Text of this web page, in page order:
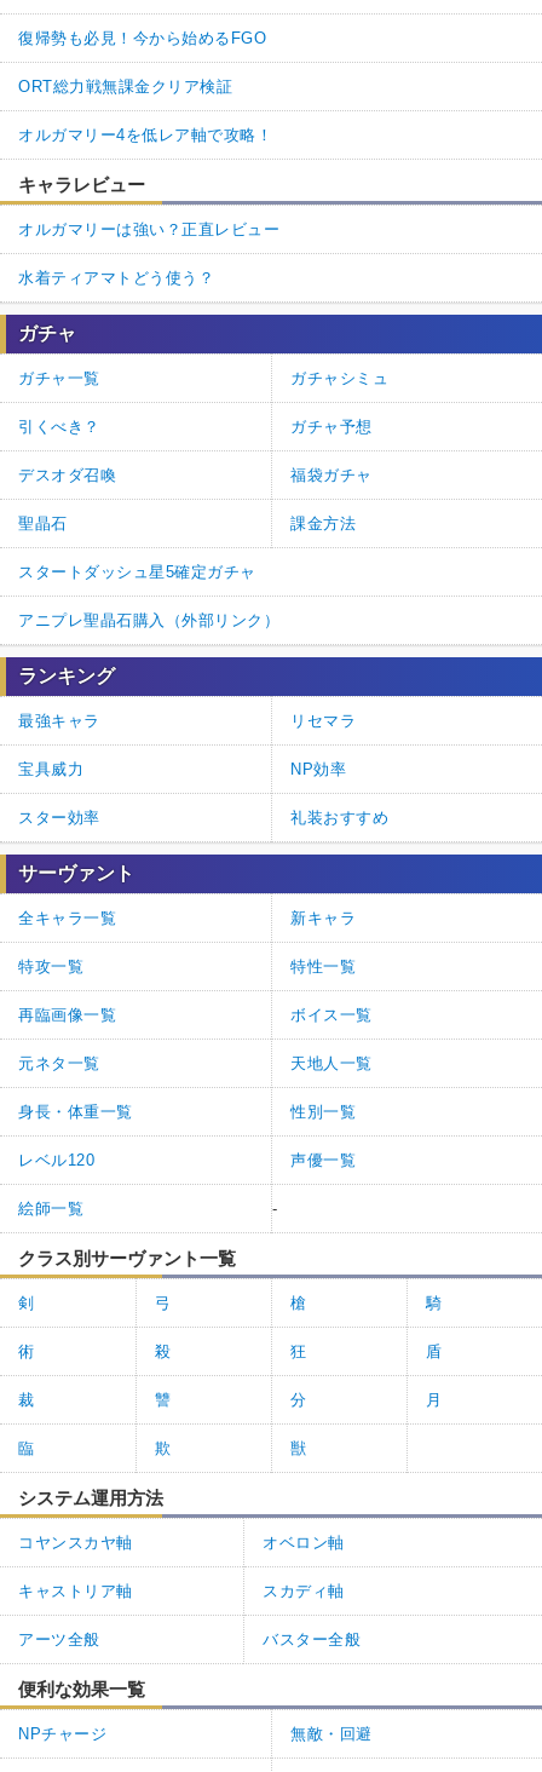
復帰勢も必見！今から始めるFGO
ORT総力戦無課金クリア検証
オルガマリー4を低レア軸で攻略！
キャラレビュー
オルガマリーは強い？正直レビュー
水着ティアマトどう使う？
ガチャ
ガチャ一覧 ガチャシミュ
引くべき？ ガチャ予想
デスオダ召喚 福袋ガチャ
聖晶石 課金方法
スタートダッシュ星5確定ガチャ
アニプレ聖晶石購入（外部リンク）
ランキング
最強キャラ リセマラ
宝具威力 NP効率
スター効率 礼装おすすめ
サーヴァント
全キャラ一覧 新キャラ
特攻一覧 特性一覧
再臨画像一覧 ボイス一覧
元ネタ一覧 天地人一覧
身長・体重一覧 性別一覧
レベル120 声優一覧
絵師一覧 -
クラス別サーヴァント一覧
剣 弓 槍 騎
術 殺 狂 盾
裁 讐 分 月
臨 欺 獣
システム運用方法
コヤンスカヤ軸 オベロン軸
キャストリア軸 スカディ軸
アーツ全般 バスター全般
便利な効果一覧
NPチャージ 無敵・回避